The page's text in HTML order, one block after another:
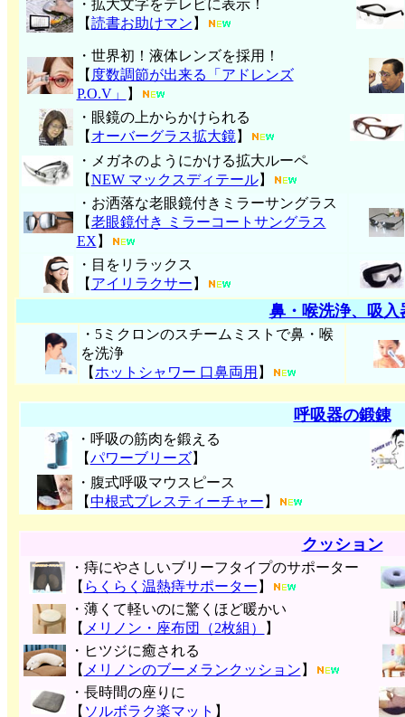
・拡大文字をテレビに表示！
【読書お助けマン 】
・世界初！液体レンズを採用！
【 度数調節が出来る「アドレンズ
P.O.V」
】
・眼鏡の上からかけられる
【 オーバーグラス拡大鏡】
・メガネのようにかける拡大ルーペ
【NEW マックスディテール】
・お洒落な老眼鏡付きミラーサングラス
【老眼鏡付き ミラーコートサングラス
EX 】
・目をリラックス
【 アイリラクサー 】
鼻・喉洗浄、吸入
・5ミクロンのスチームミストで鼻・喉
を洗浄
【 ホットシャワー 口鼻両用 】
呼吸器の鍛錬
・呼吸の筋肉を鍛える
【パワーブリーズ】
・腹式呼吸マウスピース
【中根式ブレスティーチャー 】
クッション
・痔にやさしいブリーフタイプのサポーター
【 らくらく温熱痔サポーター 】
・薄くて軽いのに驚くほど暖かい
【 メリノン・座布団（2枚組）
】
・ヒツジに癒される
【 メリノンのブーメランクッション 】
・長時間の座りに
【 ソルボラク楽マット 】